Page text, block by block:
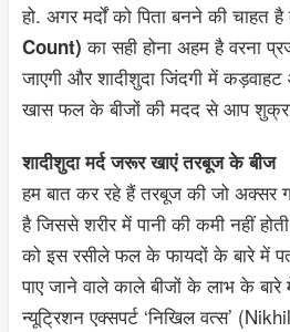
हो. अगर मर्दों को पिता बनने की चाहत है
Count) का सही होना अहम है वरना
जाएगी और शादीशुदा जिंदगी में
खास फल के बीजों की मदद से आप
शादीशुदा मर्द जरूर खाएं तरबूज के बीज
हम बात कर रहे हैं तरबूज की जो अक्सर
है जिससे शरीर में पानी की कमी नहीं
को इस रसीले फल के फायदों के बारे में
पाए जाने वाले काले बीजों के लाभ के
न्यूट्रिशन एक्सपर्ट ‘निखिल वत्स’